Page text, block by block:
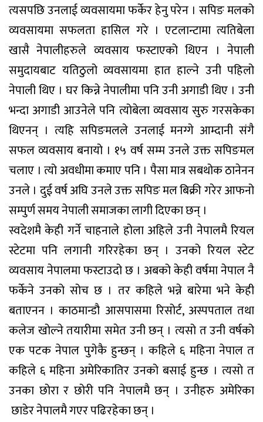
त्यसपछि उनलाई व्यवसायमा फर्केर हेनु परेन । सपिङ मलको
व्यवसायमा सफलता हासिल गरे । एटलान्टामा त्यतिबेला
खासै नेपालीहरुले व्यवसाय फस्टाएको थिएन । नेपाली
समुदायबाट यतिठुलो व्यवसायमा हात हाल्ने उनी पहिलो
नेपाली थिए । घर किन्ने नेपालीमा पनि उनी अगाडी थिए । उनी
भन्दा अगाडी आउनेले पनि त्योबेला व्यवसाय सुरु गरसकेका
थिएनन् । त्यहि सपिङमलले उनलाई मनग्गे आम्दानी संगै
सफल व्यवसाय बनायो । १५ वर्ष सम्म उनले उक्त सपिङमल
चलाए । त्यो अवधीमा कमाए पनि । पैसा मात्र सबथोक ठानेनन
उनले । दुई वर्ष अघि उनले उक्त सपिङ मल बिक्री गरेर आफनो
सम्पुर्ण समय नेपाली समाजका लागी दिएका छन् ।
स्वदेशमै केही गर्ने चाहनाले होला अहिले उनी नेपालमै रियल
स्टेटमा पनि लगानी गरिरहेका छन् । उनको रियल स्टेट
व्यवसाय नेपालमा फस्टाउदो छ । अबको केही वर्षमा नेपाल नै
फर्केने उनको सोच छ । तर कहिले भन्ने बारेमा भने केही
बताएनन । काठमान्डौ आसपासमा रिसोर्ट, अस्पपताल तथा
कलेज खोल्ने तयारीमा समेत उनी छन् । त्यसो त उनी वर्षको
एक पटक नेपाल पुगेकै हुन्छन् । कहिले ६ महिना नेपाल त
कहिले ६ महिना अमेरिकातिर उनको बसाई हुन्छ । त्यसो त
उनका छोरा र छोरी पनि नेपालमै छन् । उनीहरु अमेरिका
छाडेर नेपालमै गएर पढिरहेका छन् ।